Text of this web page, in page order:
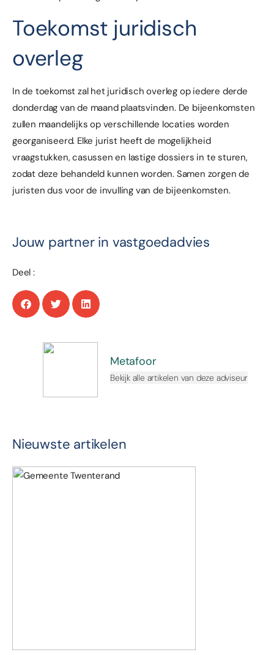
Toekomst juridisch
overleg
In de toekomst zal het juridisch overleg op iedere derde
donderdag van de maand plaatsvinden. De bijeenkomsten
zullen maandelijks op verschillende locaties worden
georganiseerd. Elke jurist heeft de mogelijkheid
vraagstukken, casussen en lastige dossiers in te sturen,
zodat deze behandeld kunnen worden. Samen zorgen de
juristen dus voor de invulling van de bijeenkomsten.
Jouw partner in vastgoedadvies
Deel :
Metafoor
Bekijk alle artikelen van deze adviseur
Nieuwste artikelen